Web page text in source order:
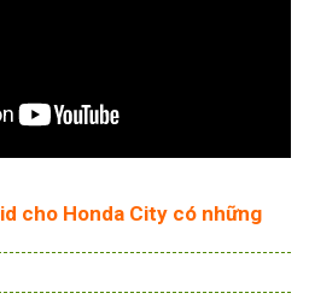
cho Honda City có những